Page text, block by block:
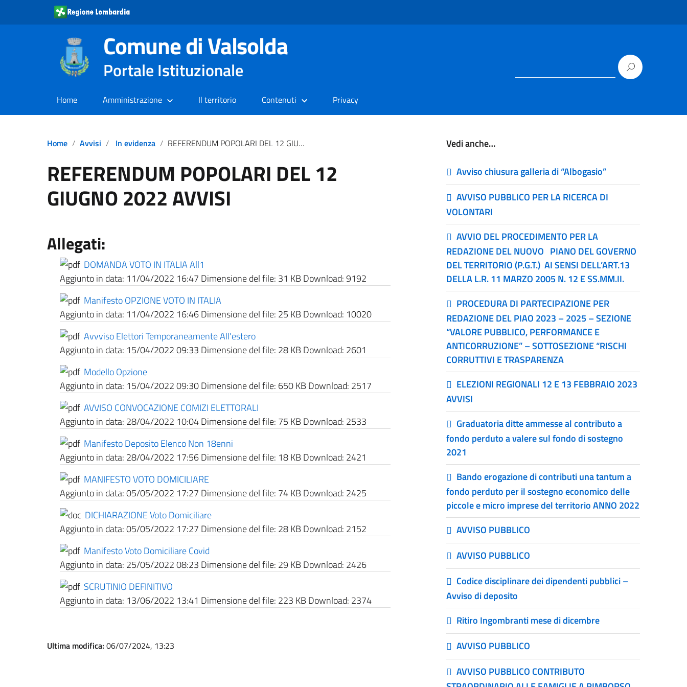
Comune di Valsolda
Portale Istituzionale
Home Amministrazione Il territorio Contenuti Privacy
Home Avvisi In evidenza REFERENDUM POPOLARI DEL 12 GIUGNO 2022 AVVISI
REFERENDUM POPOLARI DEL 12
GIUGNO 2022 AVVISI
Allegati:
DOMANDA VOTO IN ITALIA All1
Aggiunto in data: 11/04/2022 16:47 Dimensione del file: 31 KB Download:9192
Manifesto OPZIONE VOTO IN ITALIA
Aggiunto in data: 11/04/2022 16:46Dimensione del file: 25 KB Download: 10020
Avvviso Elettori Temporaneamente All'estero
Aggiunto in data: 15/04/2022 09:33 Dimensione del file: 28 KB Download: 2601
Modello Opzione
Aggiunto in data: 15/04/2022 09:30Dimensione del file: 650 KB Download: 2517
AVVISO CONVOCAZIONE COMIZI ELETTORALI
Aggiunto in data: 28/04/2022 10:04Dimensione del file: 75 KB Download: 2533
Manifesto Deposito Elenco Non 18enni
Aggiunto in data: 28/04/2022 17:56Dimensione del file: 18 KB Download: 2421
MANIFESTO VOTO DOMICILIARE
Aggiunto in data:05/05/2022 17:27 Dimensione del file: 74 KB Download: 2425
DICHIARAZIONE Voto Domiciliare
Aggiunto in data:05/05/2022 17:27 Dimensione del file: 28 KB Download: 2152
Manifesto Voto Domiciliare Covid
Aggiunto in data: 25/05/2022 08:23 Dimensione del file: 29 KB Download: 2426
SCRUTINIO DEFINITIVO
Aggiunto in data: 13/06/2022 13:41 Dimensione del file: 223 KB Download: 2374
Ultima modifica: 06/07/2024, 13:23
Vedi anche…
Avviso chiusura galleria di “Albogasio”
AVVISO PUBBLICO PER LA RICERCA DI
VOLONTARI
AVVIO DEL PROCEDIMENTO PER LA
REDAZIONE DEL NUOVO PIANO DEL GOVERNO
DEL TERRITORIO (P.G.T.) AI SENSI DELL’ART.13
DELLA L.R. 11 MARZO 2005 N. 12 E SS.MM.II.
PROCEDURA DI PARTECIPAZIONE PER
REDAZIONE DEL PIAO 2023 – 2025 – SEZIONE
“VALORE PUBBLICO, PERFORMANCE E
ANTICORRUZIONE” – SOTTOSEZIONE “RISCHI
CORRUTTIVI E TRASPARENZA
ELEZIONI REGIONALI 12 E 13 FEBBRAIO 2023
AVVISI
Graduatoria ditte ammesse al contributo a
fondo perduto a valere sul fondo di sostegno
2021
Bando erogazione di contributi una tantum a
fondo perduto per il sostegno economico delle
piccole e micro imprese del territorio ANNO 2022
AVVISO PUBBLICO
AVVISO PUBBLICO
Codice disciplinare dei dipendenti pubblici –
Avviso di deposito
Ritiro Ingombranti mese di dicembre
AVVISO PUBBLICO
AVVISO PUBBLICO CONTRIBUTO